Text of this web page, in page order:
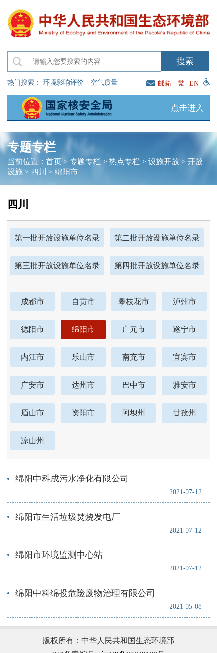
热门搜索： 环境影响评价 空气质量 邮箱 繁 EN
点击进入
专题专栏
当前位置： 首页> 专题专栏> 热点专栏 > 设施开放> 开放
设施> 四川 > 绵阳市
四川
第一批开放设施单位名录 第二批开放设施单位名录
第三批开放设施单位名录 第四批开放设施单位名录
成都市 自贡市 攀枝花市 泸州市
德阳市 绵阳市 广元市 遂宁市
内江市 乐山市 南充市 宜宾市
广安市 达州市 巴中市 雅安市
眉山市 资阳市 阿坝州 甘孜州
凉山州
2021-07-12
绵阳中科成污水净化有限公司
2021-07-12
绵阳市生活垃圾焚烧发电厂
2021-07-12
绵阳市环境监测中心站
2021-05-08
绵阳中科绵投危险废物治理有限公司
版权所有：中华人民共和国生态环境部